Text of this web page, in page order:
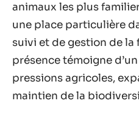
animaux les plus
une place particulière
suivi et de gestion de la
présence témoigne
pressions agricoles,
maintien de la